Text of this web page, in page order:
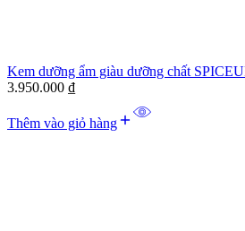
Kem dưỡng ẩm giàu dưỡng chất
3.950.000 ₫
Thêm vào giỏ hàng